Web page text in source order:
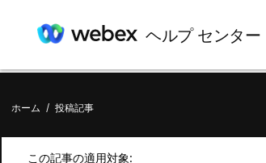
ヘルプ センター
ホーム / 投稿記事
この記事の適用対象: